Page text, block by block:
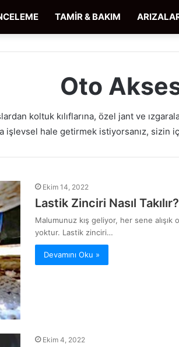
TAMİR & BAKIM
Oto
koltuk kılıflarına, özel jant ve
işlevsel hale getirmek istiyorsanız, sizin
Ekim 14, 2022
Lastik Zinciri Nasıl
Malumunuz kış geliyor, her sene alışık
yoktur. Lastik zinciri…
Devamını Oku »
Ekim 4, 2022